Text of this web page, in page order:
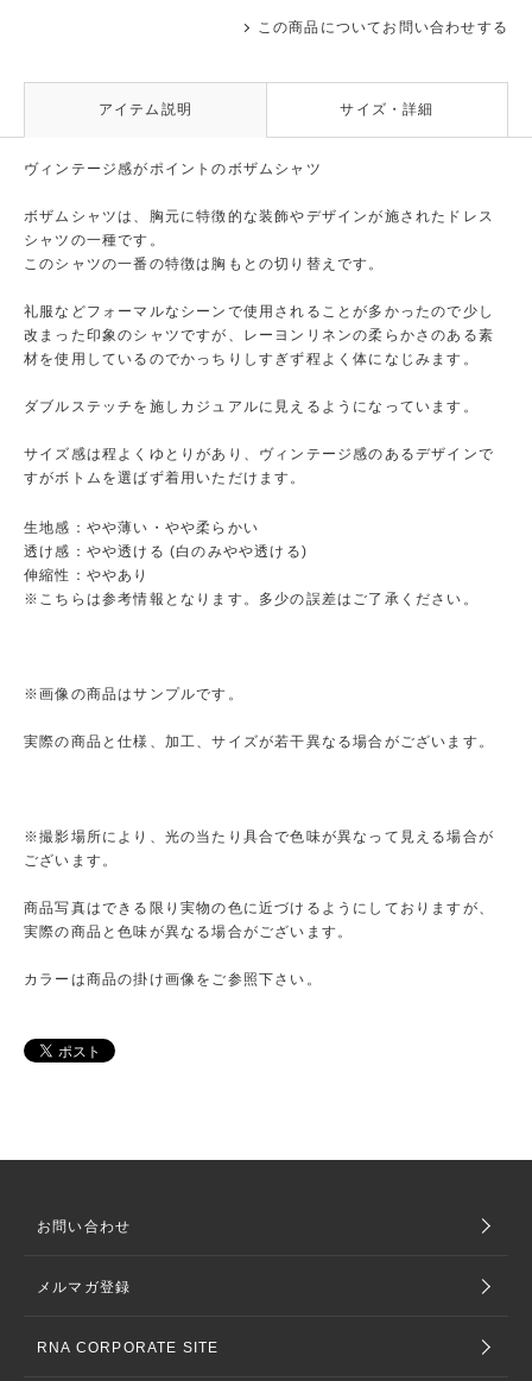
この商品についてお問い合わせする
アイテム説明 サイズ・詳細
ヴィンテージ感がポイントのボザムシャツ
ボザムシャツは、胸元に特徴的な装飾やデザインが施されたドレス
シャツの一種です。
このシャツの一番の特徴は胸もとの切り替えです。
礼服などフォーマルなシーンで使用されることが多かったので少し
改まった印象のシャツですが、レーヨンリネンの柔らかさのある素
材を使用しているのでかっちりしすぎず程よく体になじみます。
ダブルステッチを施しカジュアルに見えるようになっています。
サイズ感は程よくゆとりがあり、ヴィンテージ感のあるデザインで
すがボトムを選ばず着用いただけます。
生地感：やや薄い・やや柔らかい
透け感：やや透ける (白のみやや透ける)
伸縮性：ややあり
※こちらは参考情報となります。多少の誤差はご了承ください。
※画像の商品はサンプルです。
実際の商品と仕様、加工、サイズが若干異なる場合がございます。
※撮影場所により、光の当たり具合で色味が異なって見える場合が
ございます。
商品写真はできる限り実物の色に近づけるようにしておりますが、
実際の商品と色味が異なる場合がございます。
カラーは商品の掛け画像をご参照下さい。
お問い合わせ
メルマガ登録
RNA CORPORATE SITE